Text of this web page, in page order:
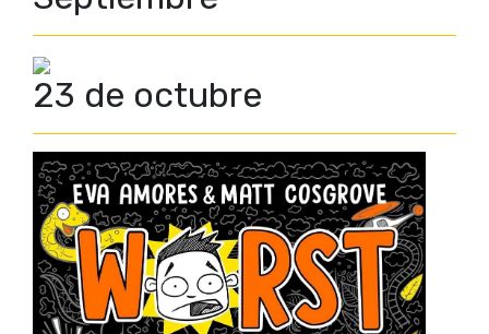
23 de octubre